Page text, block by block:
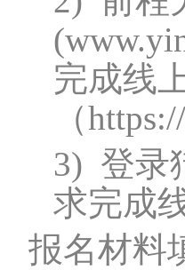
(
完成线
（
3) 登录
求完成
报名材料